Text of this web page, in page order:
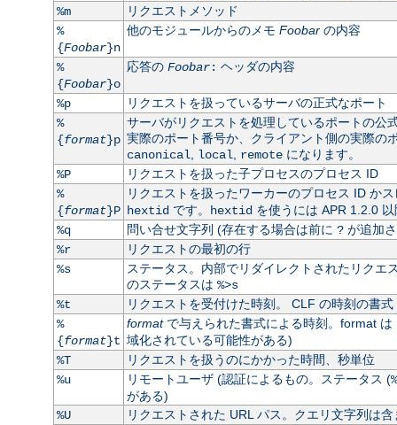
%m
リクエストメソッド
%
{Foobar}n
他のモジュールからのメモ Foobarの内容
%
{Foobar}o
応答の Foobar: ヘッダの内容
%p
リクエストを扱っているサーバの正式なポート
%
{format}p
サーバがリクエストを処理しているポートの公
実際のポート番号か、クライアント側の実際の
canonical local remoteになります。
%P
リクエストを扱った子プロセスのプロセス ID
%
{format}P
リクエストを扱ったワーカーのプロセス ID か
hextidです。 hextidを使うには APR 1.2.0 以
%q
問い合せ文字列 (存在する場合は前に ?が追加
%r
リクエストの最初の行
%s
ステータス。内部でリダイレクトされたリク
のステータスは %>s
%t
リクエストを受付けた時刻。 CLF の時刻の書
%
{format}t
formatで与えられた書式による時刻。format は
域化されている可能性がある)
%T
リクエストを扱うのにかかった時間、秒単位
%u
リモートユーザ (認証によるもの。ステータス (
がある)
%U
リクエストされた URL パス。クエリ文字列は含